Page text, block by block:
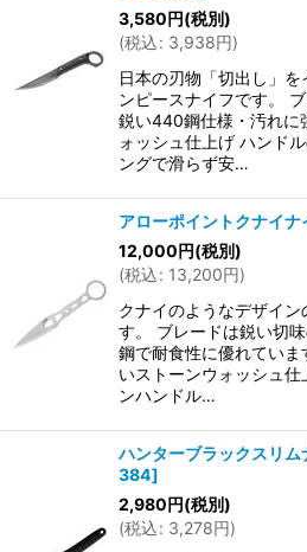
3,580円(税別)
(税込: 3,938円)
日本の刃物「切出し」
ンピースナイフです。
鋭い440鋼仕様・汚れに
ォッシュ仕上げ ハンド
ングで滑らず安…
アローポイントクナイナ
12,000円(税別)
(税込: 13,200円)
クナイのようなデザイ
す。 ブレードは鋭い切
鋼で耐食性に優れてい
いストーンウォッシュ
ンハンドル…
ハンターブラックスリム
384]
2,980円(税別)
(税込: 3,278円)